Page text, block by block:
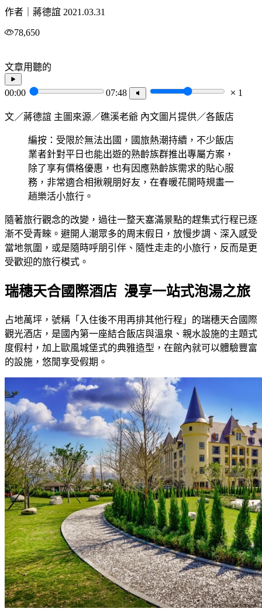
作者｜蔣德誼 2021.03.31
78,650
文章用聽的
00:00 07:48 1
文／蔣德誼 主圖來源／礁溪老爺 內文圖片提供／各飯店
編按：受限於無法出國，國旅熱潮持續，不少飯店
業者針對平日也能出遊的熟齡族群推出專屬方案，
除了享有價格優惠，也有因應熟齡族需求的貼心服
務，非常適合相揪親朋好友，在春暖花開時規畫一
趟樂活小旅行。
隨著旅行觀念的改變，過往一整天塞滿景點的趕集式行程已逐
漸不受青睞。避開人潮眾多的周末假日，放慢步調、深入感受
當地氛圍，或是隨時呼朋引伴、隨性走走的小旅行，反而是更
受歡迎的旅行模式。
瑞穗天合國際酒店 漫享一站式泡湯之旅
占地萬坪，號稱「入住後不用再排其他行程」的瑞穗天合國際
觀光酒店，是國內第一座結合飯店與溫泉、親水設施的主題式
度假村，加上歐風城堡式的典雅造型，在館內就可以體驗豐富
的設施，悠閒享受假期。